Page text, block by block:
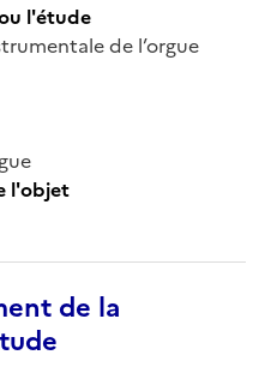
l'étude
de l’orgue
l'objet
de la